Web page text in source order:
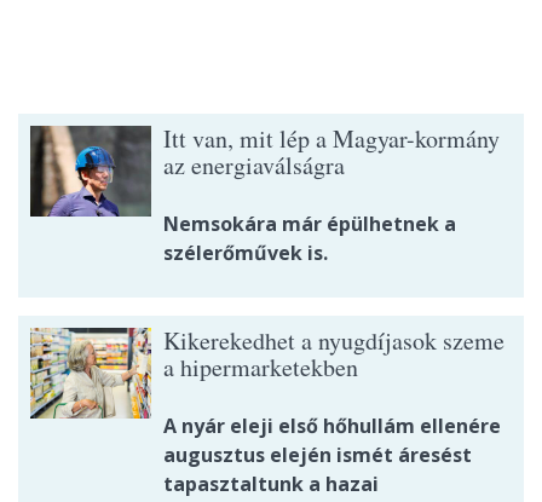
Itt van, mit lép a Magyar-kormány
az energiaválságra
Nemsokára már épülhetnek a
szélerőművek is.
Kikerekedhet a nyugdíjasok szeme
a hipermarketekben
A nyár eleji első hőhullám ellenére
augusztus elején ismét áresést
tapasztaltunk a hazai